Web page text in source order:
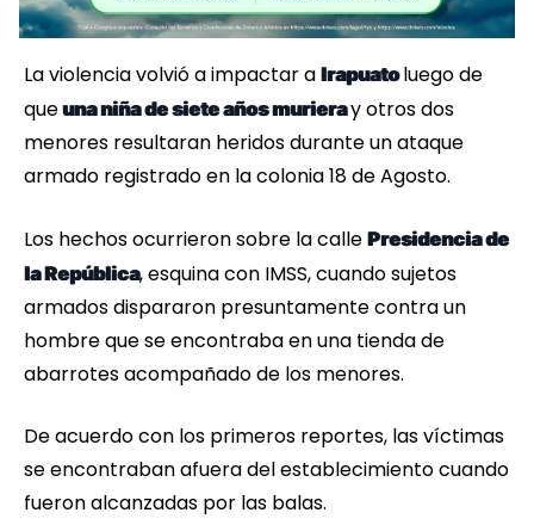
La violencia volvió a impactar a Irapuatoluego de
queuna niña de siete años murieray otros dos
menores resultaran heridos durante un ataque
armado registrado en la colonia 18 de Agosto.
Los hechos ocurrieron sobre la calle Presidencia de
la República, esquina con IMSS, cuando sujetos
armados dispararon presuntamente contra un
hombre que se encontraba en una tienda de
abarrotes acompañado de los menores.
De acuerdo con los primeros reportes, las víctimas
se encontraban afuera del establecimiento cuando
fueron alcanzadas por las balas.